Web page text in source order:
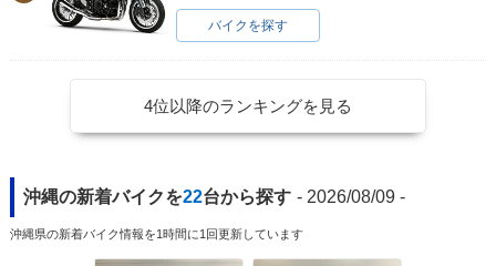
バイクを探す
4位以降のランキングを見る
沖縄の新着バイクを22台から探す - 2026/08/09 -
沖縄県の新着バイク情報を1時間に1回更新しています